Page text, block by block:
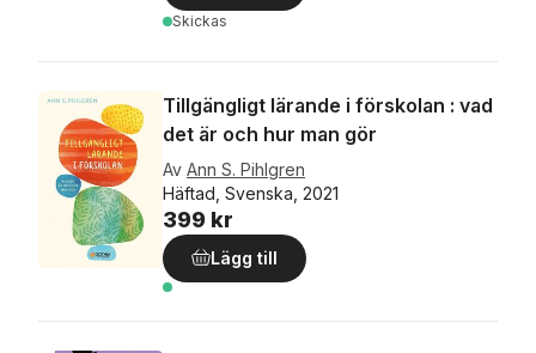
Skickas
Tillgängligt lärande i förskolan : vad
det är och hur man gör
Av Ann S. Pihlgren
Häftad, Svenska, 2021
399 kr
Lägg till